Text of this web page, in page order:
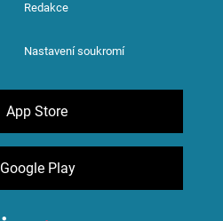
Redakce
Nastavení soukromí
App Store
Google Play